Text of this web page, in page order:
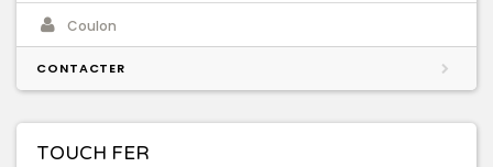
Coulon
CONTACTER
TOUCH FER